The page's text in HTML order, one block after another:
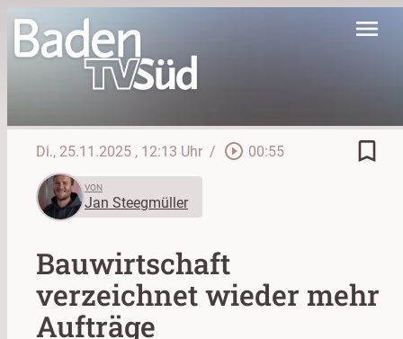
menu
Di., 25.11.2025 , 12:13 Uhr / play_circle_outline 00:55 bookmark_border
VON
Jan Steegmüller
Bauwirtschaft
verzeichnet wieder mehr
Aufträge